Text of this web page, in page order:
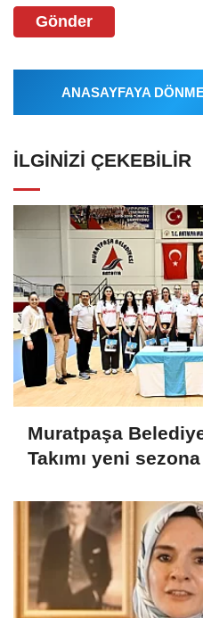
Gönder
ANASAYFAYA
İLGINIZI ÇEKEBILIR
Muratpaşa
Takımı yeni